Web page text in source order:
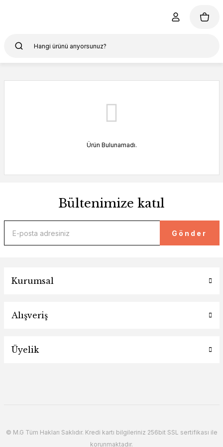
Ürün Bulunamadı.
Bültenimize katıl
Gönder
Kurumsal
Alışveriş
Üyelik
© M.G Tüm Hakları Saklıdır. Kredi kartı bilgileriniz 256bit SSL sertifikası ile
korunmaktadır.